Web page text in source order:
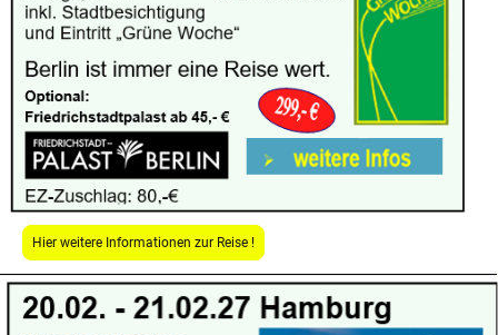
Hier weitere Informationen zur Reise !